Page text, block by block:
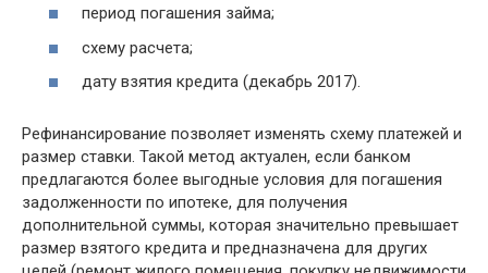
период погашения займа;
схему расчета;
дату взятия кредита (декабрь 2017).
Рефинансирование позволяет изменять схему платежей и
размер ставки. Такой метод актуален, если банком
предлагаются более выгодные условия для погашения
задолженности по ипотеке, для получения
дополнительной суммы, которая значительно превышает
размер взятого кредита и предназначена для других